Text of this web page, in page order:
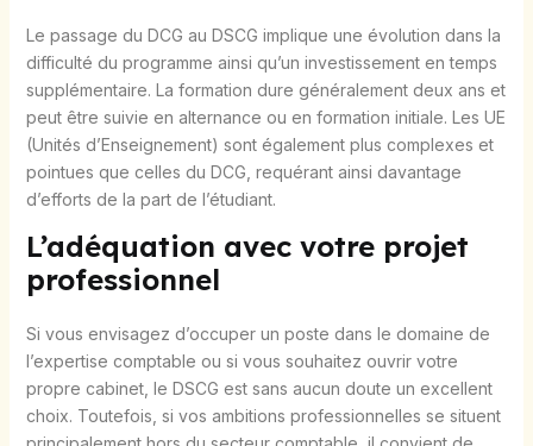
Le passage du DCG au DSCG implique une évolution dans la
difficulté du programme ainsi qu’un investissement en temps
supplémentaire. La formation dure généralement deux ans et
peut être suivie en alternance ou en formation initiale. Les UE
(Unités d’Enseignement) sont également plus complexes et
pointues que celles du DCG, requérant ainsi davantage
d’efforts de la part de l’étudiant.
L’adéquation avec votre projet
professionnel
Si vous envisagez d’occuper un poste dans le domaine de
l’expertise comptable ou si vous souhaitez ouvrir votre
propre cabinet, le DSCG est sans aucun doute un excellent
choix. Toutefois, si vos ambitions professionnelles se situent